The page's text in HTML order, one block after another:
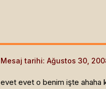
Mesaj tarihi: Ağustos 30,
evet evet o benim işte ahaha